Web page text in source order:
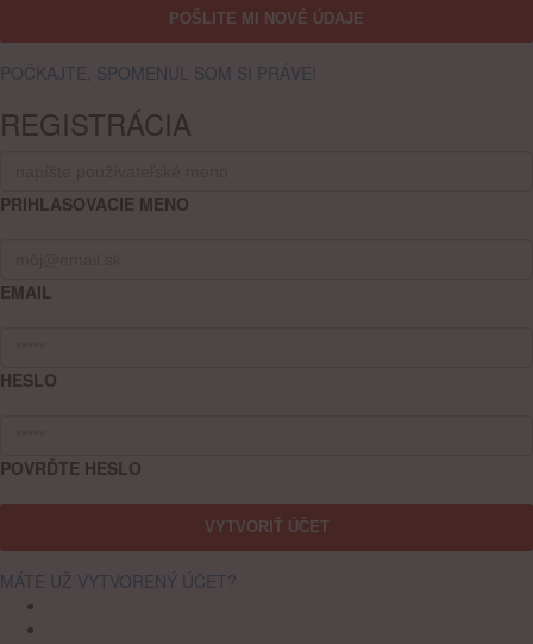
POČKAJTE, SPOMENUL SOM SI PRÁVE!
REGISTRÁCIA
PRIHLASOVACIE MENO
EMAIL
HESLO
POVRĎTE HESLO
MÁTE UŽ VYTVORENÝ ÚČET?